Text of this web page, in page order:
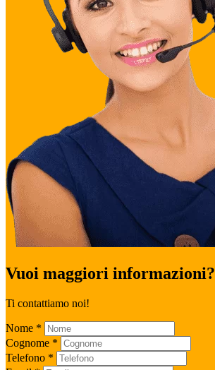
Vuoi maggiori informazioni?
Ti contattiamo noi!
Nome *
Cognome *
Telefono *